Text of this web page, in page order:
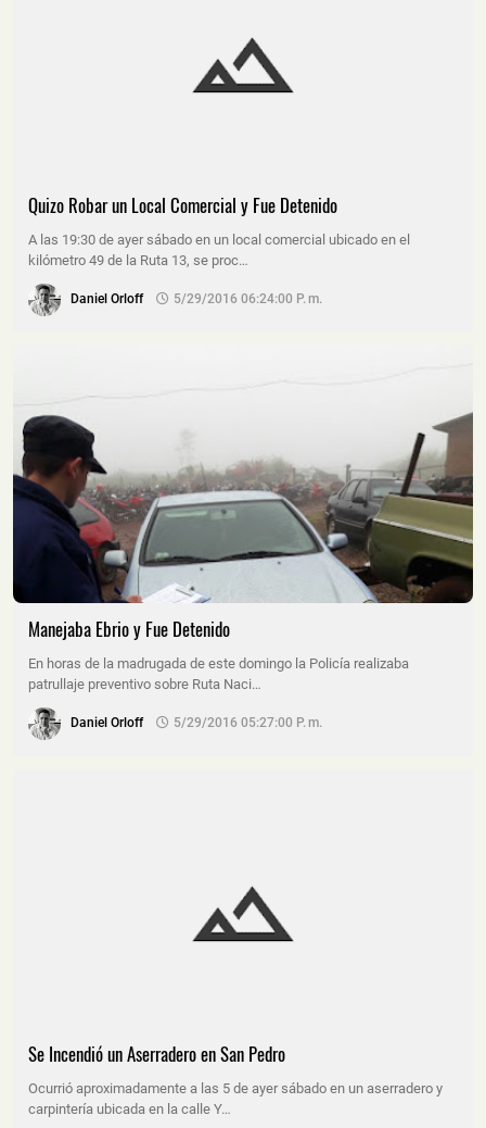
Quizo Robar un Local Comercial y Fue Detenido
A las 19:30 de ayer sábado en un local comercial ubicado en el
kilómetro 49 de la Ruta 13, se proc…
Daniel Orloff 5/29/2016 06:24:00 P. M.
Manejaba Ebrio y Fue Detenido
En horas de la madrugada de este domingo la Policía realizaba
patrullaje preventivo sobre Ruta Naci…
Daniel Orloff 5/29/2016 05:27:00 P. M.
Se Incendió un Aserradero en San Pedro
Ocurrió aproximadamente a las 5 de ayer sábado en un aserradero y
carpintería ubicada en la calle Y…